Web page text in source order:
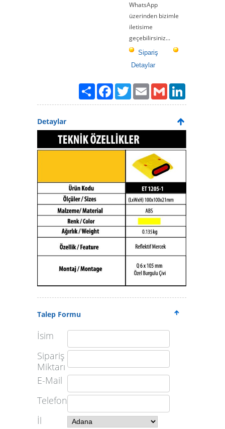
WhatsApp
üzerinden bizimle
iletisime
geçebilirsiniz...
Sipariş
Detaylar
PaylaşFacebook
TwitterEmailGmail
Detaylar
Talep Formu
İsim
Sipariş
Miktarı
E-Mail
Telefon
İl